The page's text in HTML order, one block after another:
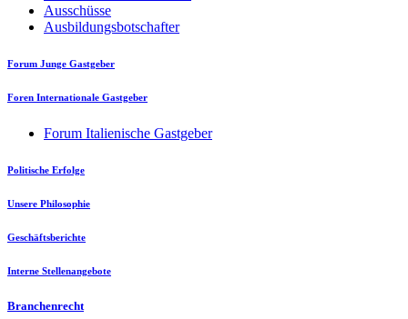
Ausschüsse
Ausbildungsbotschafter
Forum Junge Gastgeber
Foren Internationale Gastgeber
Forum Italienische Gastgeber
Politische Erfolge
Unsere Philosophie
Geschäftsberichte
Interne Stellenangebote
Branchenrecht